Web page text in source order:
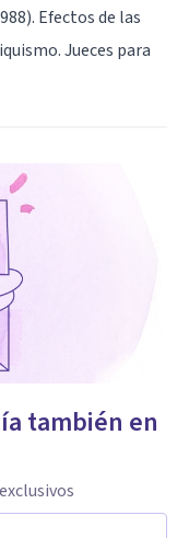
Efectos de las
Jueces para
también en